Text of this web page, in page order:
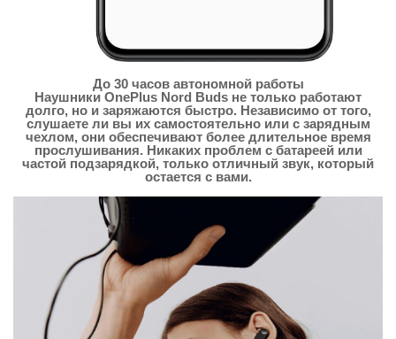
До 30 часов автономной работы
Наушники OnePlus Nord Buds не только работают
долго, но и заряжаются быстро. Независимо от того,
слушаете ли вы их самостоятельно или с зарядным
чехлом, они обеспечивают более длительное время
прослушивания. Никаких проблем с батареей или
частой подзарядкой, только отличный звук, который
остается с вами.